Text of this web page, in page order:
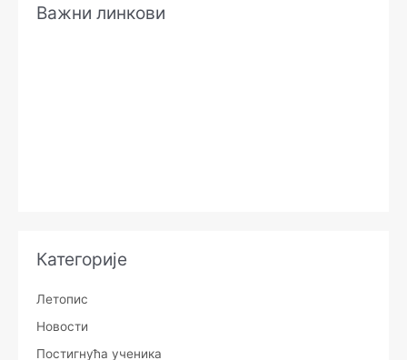
Важни линкови
Категорије
Летопис
Новости
Постигнућа ученика